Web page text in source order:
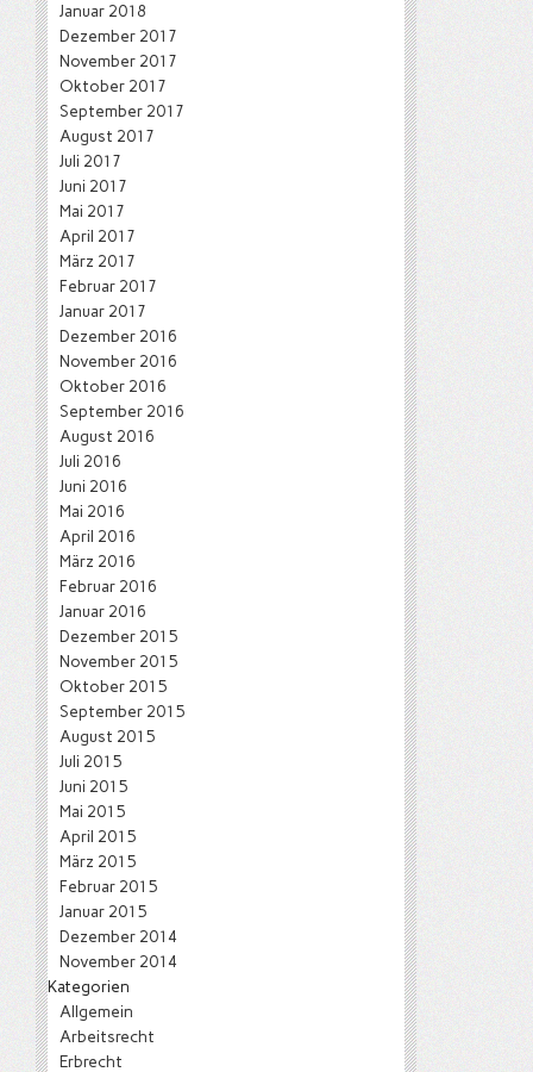
Januar 2018
Dezember 2017
November 2017
Oktober 2017
September 2017
August 2017
Juli 2017
Juni 2017
Mai 2017
April 2017
März 2017
Februar 2017
Januar 2017
Dezember 2016
November 2016
Oktober 2016
September 2016
August 2016
Juli 2016
Juni 2016
Mai 2016
April 2016
März 2016
Februar 2016
Januar 2016
Dezember 2015
November 2015
Oktober 2015
September 2015
August 2015
Juli 2015
Juni 2015
Mai 2015
April 2015
März 2015
Februar 2015
Januar 2015
Dezember 2014
November 2014
Kategorien
Allgemein
Arbeitsrecht
Erbrecht